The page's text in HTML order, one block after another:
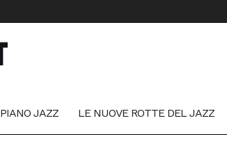
PIANO JAZZ LE NUOVE ROTTE DEL JAZZ